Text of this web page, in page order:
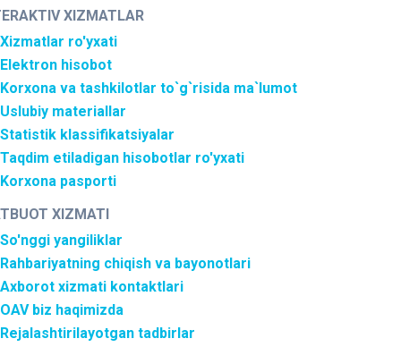
XIZMATLAR
Xizmatlar ro'yxati
Elektron hisobot
Korxona va tashkilotlar to`g`risida ma`lumot
Uslubiy materiallar
Statistik klassifikatsiyalar
Taqdim etiladigan hisobotlar ro'yxati
Korxona pasporti
XIZMATI
So'nggi yangiliklar
Rahbariyatning chiqish va bayonotlari
Axborot xizmati kontaktlari
OAV biz haqimizda
Rejalashtirilayotgan tadbirlar